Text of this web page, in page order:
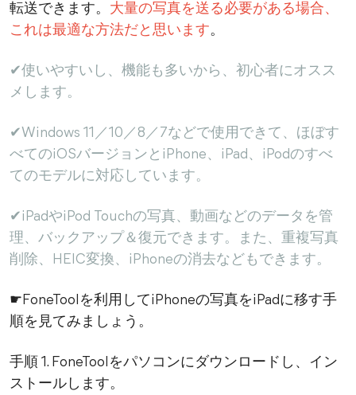
転送できます。 大量の写真を送る必要がある場合、
これは最適な方法だと思います。
✔使いやすいし、機能も多いから、初心者にオスス
メします。
✔Windows 11／10／8／7などで使用できて、ほぼす
べてのiOSバージョンとiPhone、iPad、iPodのすべ
てのモデルに対応しています。
✔iPadやiPod Touchの写真、動画などのデータを管
理、バックアップ＆復元できます。また、重複写真
削除、HEIC変換、iPhoneの消去などもできます。
☛FoneToolを利用してiPhoneの写真をiPadに移す手
順を見てみましょう。
手順 1. FoneToolをパソコンにダウンロードし、イン
ストールします。